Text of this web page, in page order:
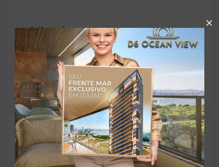
Salão de festas
Solarium
Outras Informações
Referência: